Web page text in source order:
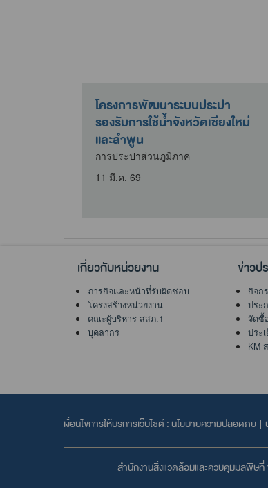
โครงการพัฒนาระบบประปา
รองรับการใช้น้ำจังหวัดเชียงใหม่
และลำพูน
การประปาส่วนภูมิภาค
11 มี.ค. 69
เกี่ยวกับหน่วยงาน
ภารกิจและหน้าที่รับผิดชอบ
โครงสร้างหน่วยงาน
คณะผู้บริหาร สสภ.1
บุคลากร
ข่าวป
กิจก
ประ
จัดซื้
ประ
KM
เงื่อนไขการให้บริการเว็บไซต์ : นโยบายความปลอดภัย |
สำนักงานสิ่งแวดล้อมและควบคุมมลพิษที่